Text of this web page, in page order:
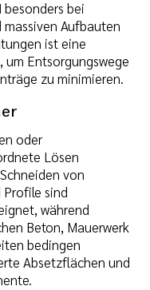
bei
Aufbauten
ist eine
Entsorgungswege
zu minimieren.
oder
Lösen
von
sind
während
Beton, Mauerwerk
bedingen
Absetzflächen und